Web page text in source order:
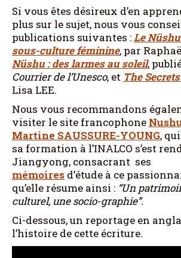
Si vous êtes désireux d’en
plus sur le sujet, nous vous
publications suivantes :Le
sous-culture féminine, par
Nüshu : des larmes au soleil,
Courrier de l’Unesco, et The
Lisa LEE.
Nous vous recommandons
visiter le site francophone
Martine SAUSSURE-YOUNG,
sa formation à l’INALCO s’est
Jiangyong, consacrant ses
mémoires d’étude à ce
qu’elle résume ainsi : “Un
culturel, une socio-graphie”.
Ci-dessous, un reportage en
l’histoire de cette écriture.